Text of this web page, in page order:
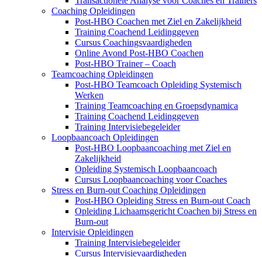
Coaching Opleidingen
Post-HBO Coachen met Ziel en Zakelijkheid
Training Coachend Leidinggeven
Cursus Coachingsvaardigheden
Online Avond Post-HBO Coachen
Post-HBO Trainer – Coach
Teamcoaching Opleidingen
Post-HBO Teamcoach Opleiding Systemisch
Werken
Training Teamcoaching en Groepsdynamica
Training Coachend Leidinggeven
Training Intervisiebegeleider
Loopbaancoach Opleidingen
Post-HBO Loopbaancoaching met Ziel en
Zakelijkheid
Opleiding Systemisch Loopbaancoach
Cursus Loopbaancoaching voor Coaches
Stress en Burn-out Coaching Opleidingen
Post-HBO Opleiding Stress en Burn-out Coach
Opleiding Lichaamsgericht Coachen bij Stress en
Burn-out
Intervisie Opleidingen
Training Intervisiebegeleider
Cursus Intervisievaardigheden